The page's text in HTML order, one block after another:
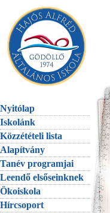
Nyitólap
Iskolánk
Közzétételi lista
Alapítvány
Tanév programjai
Leendő elsőseinknek
Ökoiskola
Hírcsoport